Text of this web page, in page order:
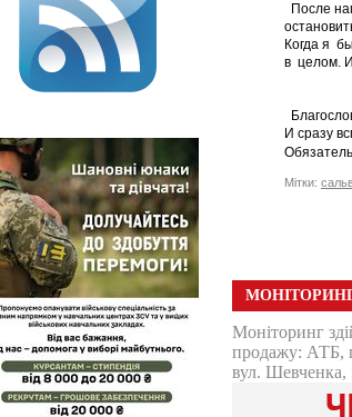
После
Когда я
в целом.
И сразу
Мітки: